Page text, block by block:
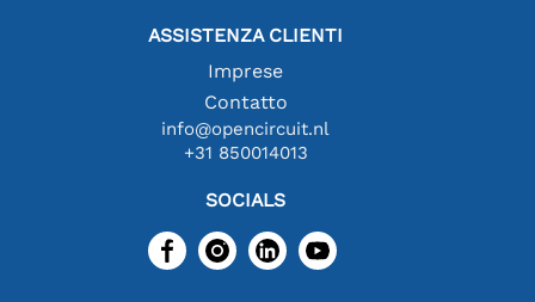
ASSISTENZA CLIENTI
Imprese
Contatto
info@opencircuit.nl
+31 850014013
SOCIALS